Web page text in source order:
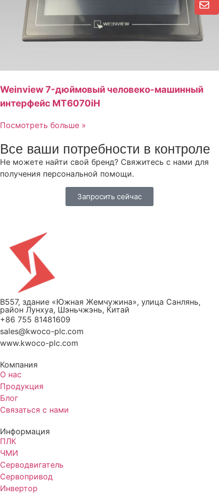
Weinview 7-дюймовый человеко-машинный
интерфейс MT6070iH
Посмотреть больше »
Все ваши потребности в контроле
Не можете найти свой бренд? Свяжитесь с нами для
получения персональной помощи.
Запросить сейчас
B557, здание «Южная Жемчужина», улица Санлянь,
район Лунхуа, Шэньчжэнь, Китай
+86 755 81481609
sales@kwoco-plc.com
www.kwoco-plc.com
Компания
О нас
Продукция
Блог
Связаться с нами
Информация
ПЛК
ЧМИ
Серводвигатель
Сервопривод
Инвертор